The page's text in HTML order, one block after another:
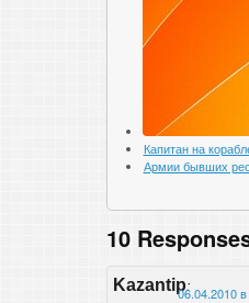
Капитан на
Армии бывших
10
Kazantip:
06.04.2010